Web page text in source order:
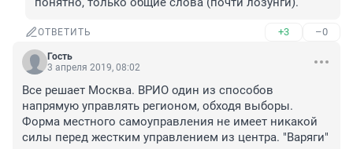
ОТВЕТИТЬ +3 –0
Гость
3 апреля 2019, 08:02
Все решает Москва. ВРИО один из способов
напрямую управлять регионом, обходя выборы.
Форма местного самоуправления не имеет никакой
силы перед жестким управлением из центра. "Варяги"